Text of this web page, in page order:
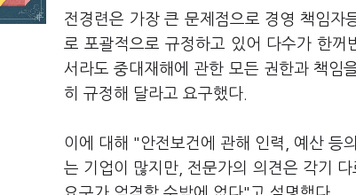
전경련은 가장 큰 문제점으로 경영 책임자
로 포괄적으로 규정하고 있어 다수가 한꺼
서라도 중대재해에 관한 모든 권한과 책임
히 규정해 달라고 요구했다.
이에 대해 "안전보건에 관해 인력, 예산 등
는 기업이 많지만, 전문가의 의견은 각기